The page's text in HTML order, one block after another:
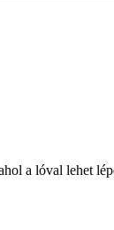
a lóval lehet